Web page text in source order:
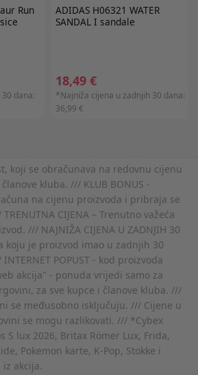
Run
dana:
ADIDASH06321 WATER
SANDAL I sandale
18,49 €
*Najniža cijena u zadnjih 30 dana:
36,99 €
koji se obračunava na redovnu cijenu
kluba. /// KLUB BONUS -
na cijenu proizvoda i pribraja se
CIJENA – Trenutno važeća
/// NAJNIŽA CIJENA U ZADNJIH 30
koju je proizvod imao u zadnjih 30
POPUST - kod proizvoda
akcija" - ponuda vrijedi samo za
za sve kupce i članove kluba. ///
se međusobno isključuju. /// Cijene u
se mogu razlikovati. /// *Cybex
S lux 2026, Britax Römer Lux, Frida,
Pokemon karte, K-Pop, Stokke i
akcija.